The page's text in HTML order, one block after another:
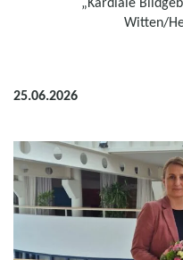
Witten/
25.06.2026